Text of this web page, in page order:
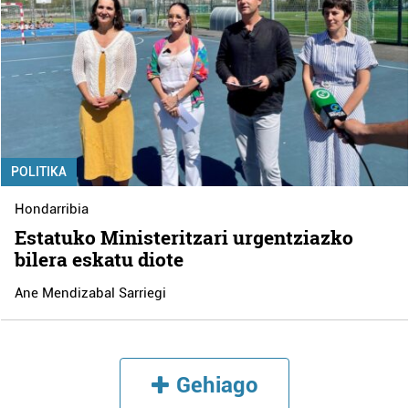
POLITIKA
Hondarribia
Estatuko Ministeritzari urgentziazko
bilera eskatu diote
Ane Mendizabal Sarriegi
Gehiago